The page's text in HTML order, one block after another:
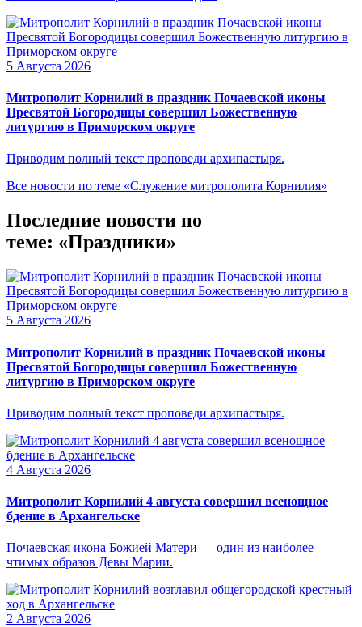
5 Августа 2026
Митрополит Корнилий в праздник Почаевской иконы
Пресвятой Богородицы совершил Божественную
литургию в Приморском округе
Приводим полный текст проповеди архипастыря.
Все новости по теме «Служение митрополита Корнилия»
Последние новости по
теме: «Праздники»
5 Августа 2026
Митрополит Корнилий в праздник Почаевской иконы
Пресвятой Богородицы совершил Божественную
литургию в Приморском округе
Приводим полный текст проповеди архипастыря.
4 Августа 2026
Митрополит Корнилий 4 августа совершил всенощное
бдение в Архангельске
Почаевская икона Божией Матери — один из наиболее
чтимых образов Девы Марии.
2 Августа 2026